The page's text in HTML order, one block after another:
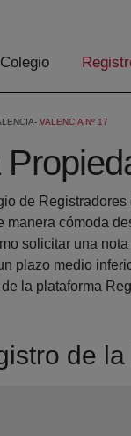
VALENCIA Nº 17
de
manera cómoda
solicitar una nota
plazo medio
la plataforma
de